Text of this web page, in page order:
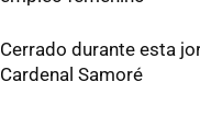
Cerrado durante esta
Cardenal Samoré